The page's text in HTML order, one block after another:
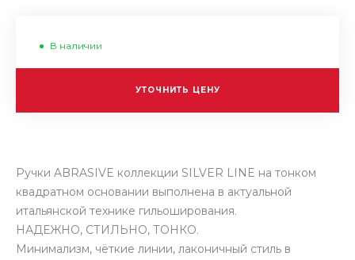
В наличии
УТОЧНИТЬ ЦЕНУ
Ручки ABRASIVE коллекции SILVER LINE на тонком
квадратном основании выполнена в актуальной
итальянской технике гильоширования.
НАДЕЖНО, СТИЛЬНО, ТОНКО.
Минимализм, чёткие линии, лаконичный стиль в